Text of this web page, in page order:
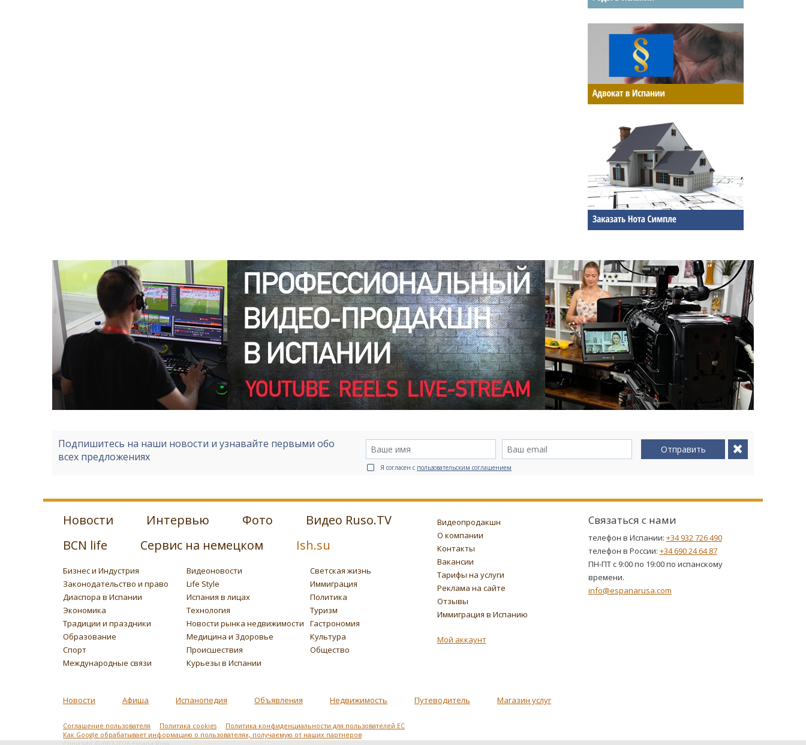
Подпишитесь на наши новости и узнавайте первыми обо
всех предложениях
Отправить
Я согласен с пользовательским соглашением
Новости Интервью Фото
Видео Ruso.TV
BCN life
Сервис на немецком Ish.su
Бизнес и Индустрия Видеоновости
Светская жизнь
Законодательство и право
Life Style
Иммиграция
Диаспора в Испании
Испания в лицах
Политика
Экономика
Технология
Туризм
Традиции и праздники
Новости рынка недвижимости
Гастрономия
Образование
Медицина и Здоровье
Культура
Спорт
Происшествия
Общество
Международные связи
Курьезы в Испании
Видеопродакшн
О компании
Контакты
Вакансии
Тарифы на услуги
Реклама на сайте
Отзывы
Иммиграция в Испанию
Мой аккаунт
Связаться с нами
телефон в Испании: +34 932 726 490
телефон в России: +34 690 24 64 87
ПН-ПТ с 9:00 по 19:00 по испанскому
времени.
info@espanarusa.com
Новости Афиша Испанопедия Объявления Недвижимость Путеводитель Магазин услуг
Соглашение пользователя Политика cookies
Политика конфиденциальности для пользователей ЕС
Как Google обрабатывает информацию о пользователях, получаемую от наших партнеров